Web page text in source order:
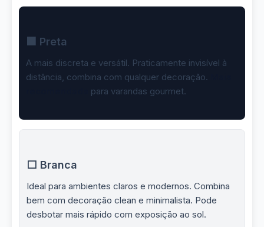
⬛ Preta
A mais discreta e versátil. Praticamente invisível à
distância, combina com qualquer decoração.
para varandas gourmet.
⬜ Branca
Ideal para ambientes claros e modernos. Combina
bem com decoração clean e minimalista. Pode
desbotar mais rápido com exposição ao sol.